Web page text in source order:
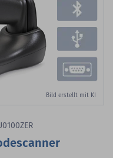
Bild erstellt mit KI